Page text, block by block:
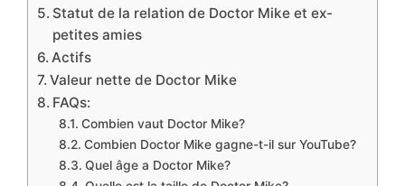
Statut de la relation de Doctor Mike et ex-
petites amies
Actifs
Valeur nette de Doctor Mike
FAQs:
Combien vaut Doctor Mike?
Combien Doctor Mike gagne-t-il sur YouTube?
Quel âge a Doctor Mike?